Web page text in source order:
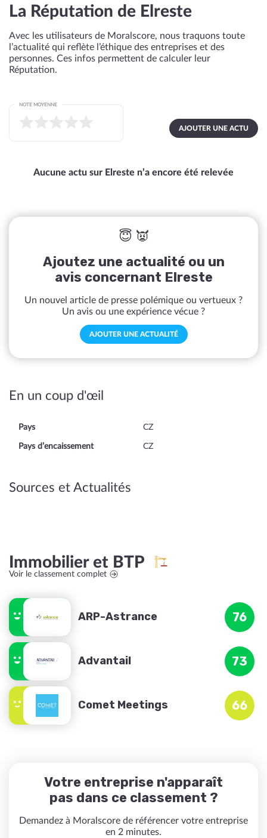
La Réputation de Elreste
Avec les utilisateurs de Moralscore, nous traquons toute
l’actualité qui reflète l’éthique des entreprises et des
personnes. Ces infos permettent de calculer leur
Réputation.
AJOUTER UNE ACTU
NOTE MOYENNE
Aucune actu sur Elreste n’a encore été relevée
😇 👿
Ajoutez une actualité ou un
avis concernant Elreste
Un nouvel article de presse polémique ou vertueux ?
Un avis ou une expérience vécue ?
AJOUTER UNE ACTUALITÉ
En un coup d'œil
Pays CZ
Pays d’encaissement CZ
Sources et Actualités
Immobilier et BTP
Voir le classement complet
ARP-Astrance 76
Advantail 73
Comet Meetings 66
Votre entreprise n'apparaît
pas dans ce classement ?
Demandez à Moralscore de référencer votre entreprise
en 2 minutes.